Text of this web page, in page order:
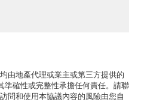
由地產代理或業主或第三方提供的
準確性或完整性承擔任何責任。請聯
問和使用本協議內容的風險由您自